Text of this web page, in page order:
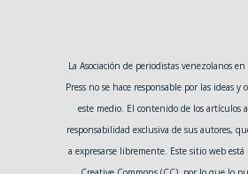
La Asociación de periodistas venezolanos
Press no se hace responsable por las ideas
este medio. El contenido de los artículos
responsabilidad exclusiva de sus autores,
a expresarse libremente. Este sitio web